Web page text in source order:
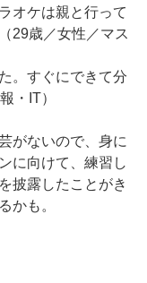
オケは親と行って
29歳／女性／マス
。すぐにできて分
・IT）
がないので、身に
に向けて、練習し
披露したことがき
かも。